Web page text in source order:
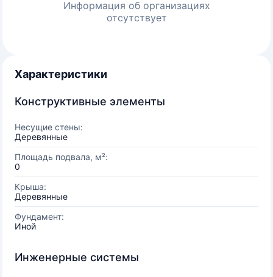
Информация об организациях
отсутствует
Характеристики
Конструктивные элементы
Несущие стены:
Деревянные
Площадь подвала, м²:
0
Крыша:
Деревянные
Фундамент:
Иной
Инженерные системы